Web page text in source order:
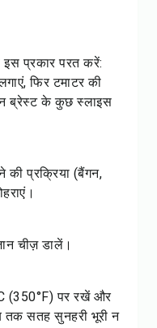
इस प्रकार परत करें:
फिर टमाटर की
ब्रेस्ट के कुछ स्लाइस
की प्रक्रिया (बैंगन,
चीज़ डालें।
(350°F) पर रखें और
सतह सुनहरी भूरी न